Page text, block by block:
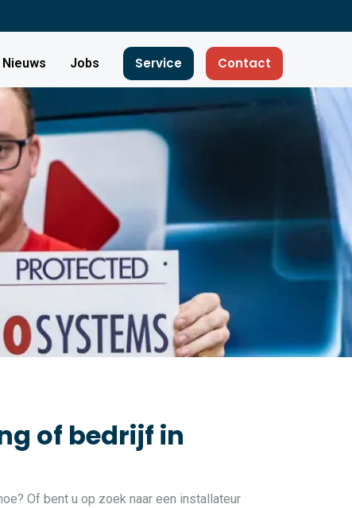
Nieuws Jobs Service Contact
of bedrijf in
Of bent u op zoek naar een installateur